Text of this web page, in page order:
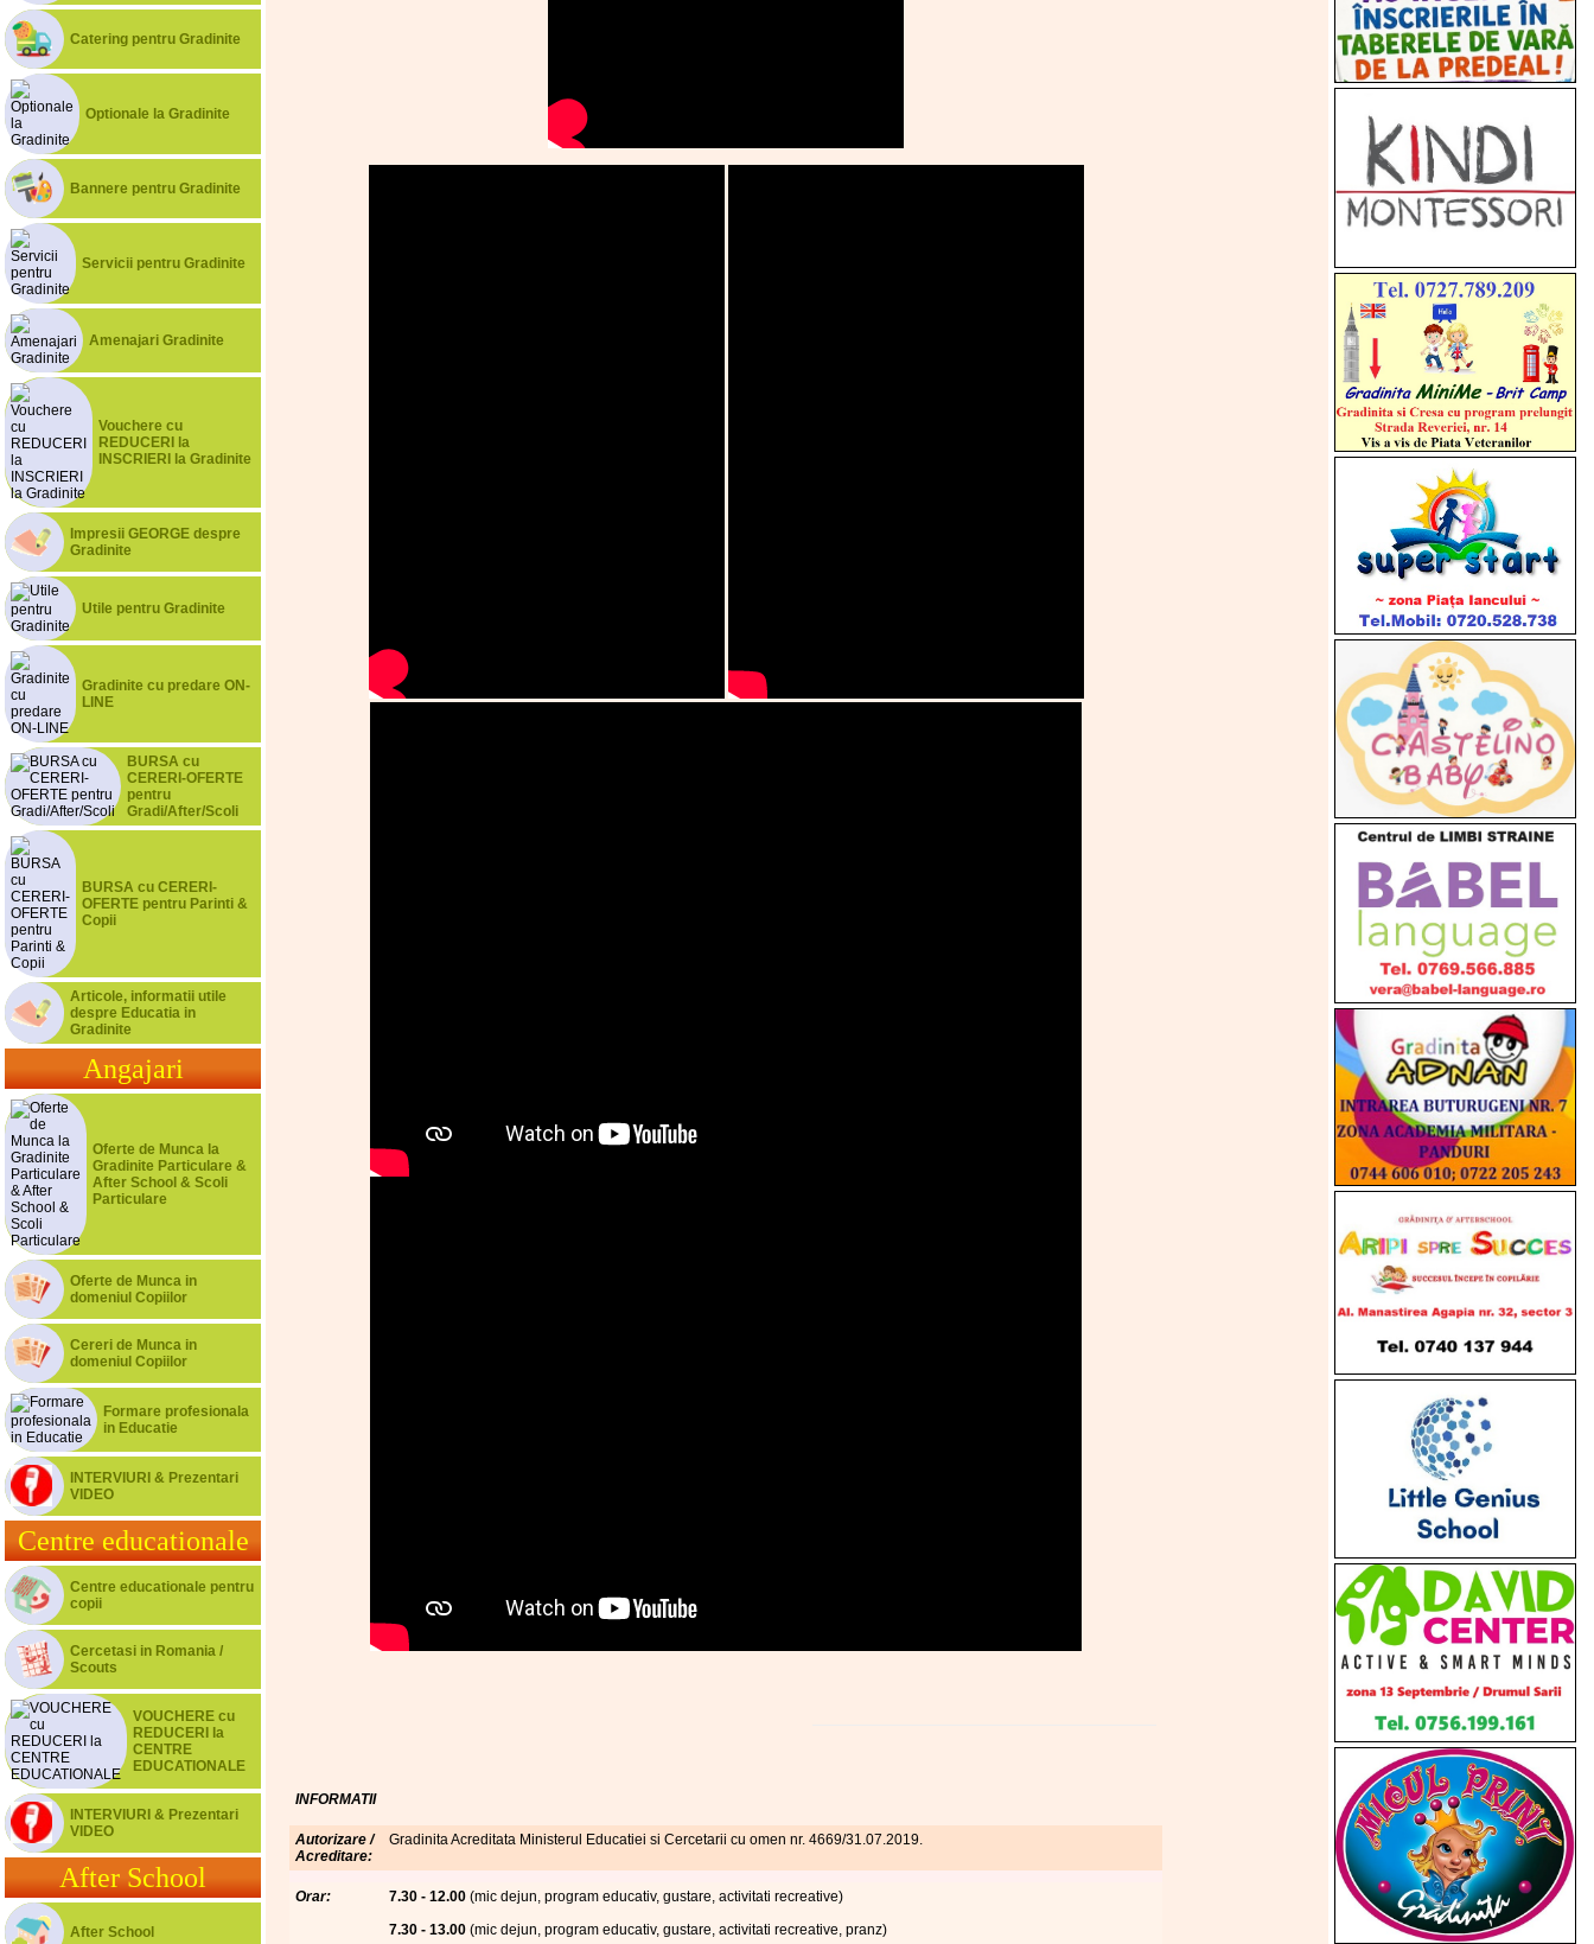
Catering pentru Gradinite
Optionale la Gradinite
Bannere pentru Gradinite
Servicii pentru Gradinite
Amenajari Gradinite
Vouchere cu
REDUCERI la
INSCRIERI la Gradinite
Impresii GEORGE despre
Gradinite
Utile pentru Gradinite
Gradinite cu predare ON-
LINE
BURSA cu
CERERI-OFERTE
pentru
Gradi/After/Scoli
BURSA cu CERERI-
OFERTE pentru Parinti &
Copii
Articole, informatii utile
despre Educatia in
Gradinite
Angajari
Oferte de Munca la
Gradinite Particulare &
After School & Scoli
Particulare
Oferte de Munca in
domeniul Copiilor
Cereri de Munca in
domeniul Copiilor
Formare profesionala
in Educatie
INTERVIURI & Prezentari
VIDEO
Centre educationale
Centre educationale pentru
copii
Cercetasi in Romania /
Scouts
VOUCHERE cu
REDUCERI la
CENTRE
EDUCATIONALE
INTERVIURI & Prezentari
VIDEO
After School
After School
INFORMATII
Autorizare /
Acreditare:
Gradinita Acreditata Ministerul Educatiei si Cercetarii cu omen nr. 4669/31.07.2019.
Orar: 7.30 - 12.00 (mic dejun, program educativ, gustare, activitati recreative)
7.30 - 13.00 (mic dejun, program educativ, gustare, activitati recreative, pranz)